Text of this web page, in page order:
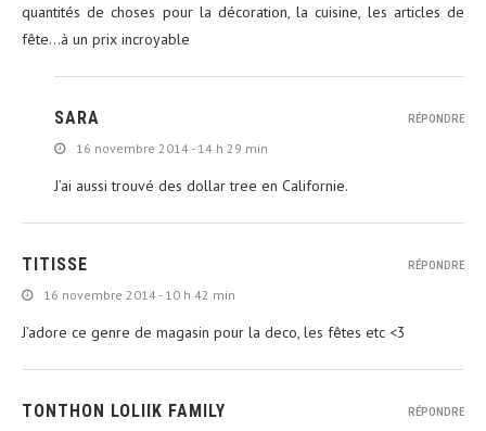
quantités de choses pour la décoration, la cuisine, les articles de
fête…à un prix incroyable
SARA
16 novembre 2014 - 14 h 29 min
J’ai aussi trouvé des dollar tree en Californie.
RÉPONDRE
TITISSE
16 novembre 2014 - 10 h 42 min
J’adore ce genre de magasin pour la deco, les fêtes etc <3
RÉPONDRE
TONTHON LOLIIK FAMILY RÉPONDRE